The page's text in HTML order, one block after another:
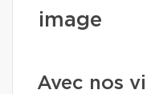
image
Avec nos